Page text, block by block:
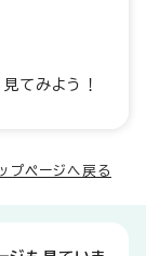
てみよう！
プページへ戻る